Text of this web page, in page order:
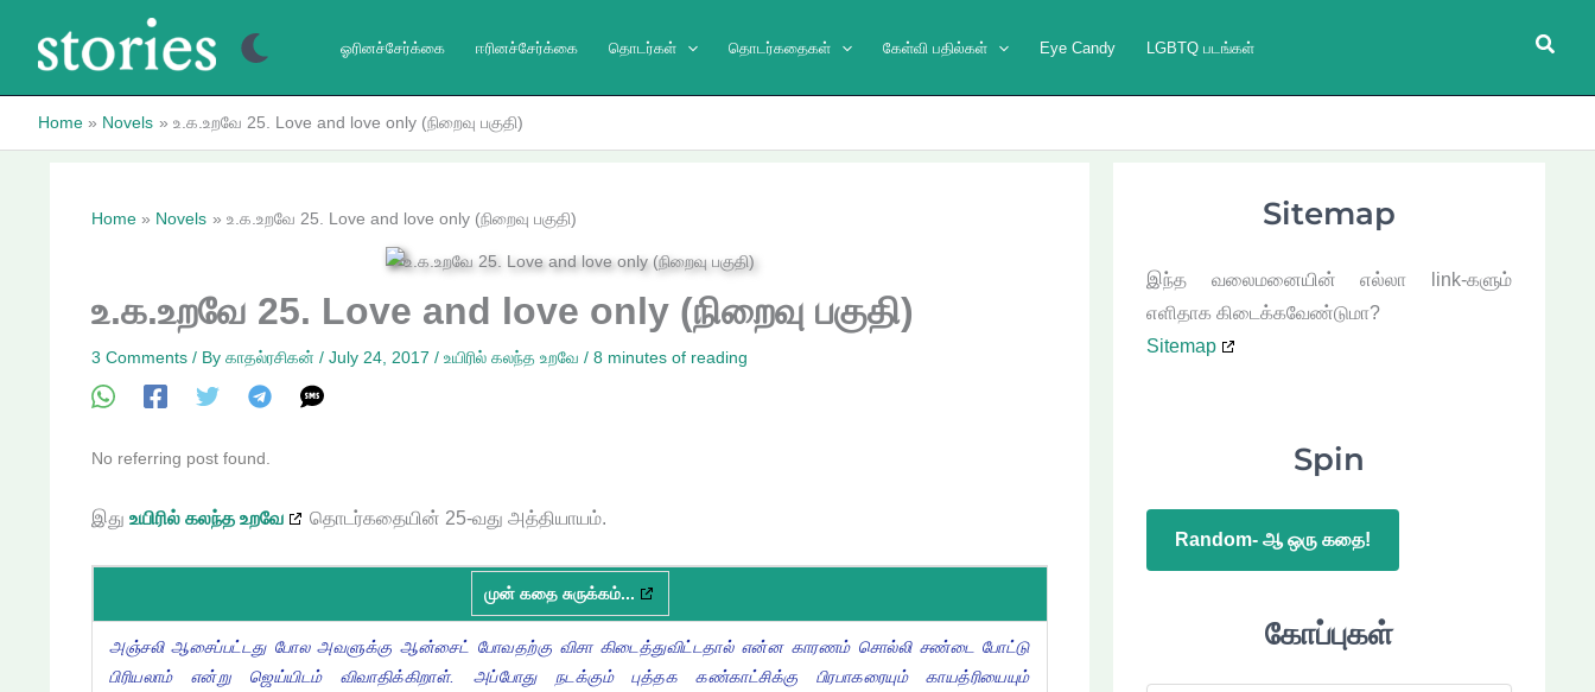
content
ஓரினச்சேர்க்கை ஈரினச்சேர்க்கை தொடர்கள் தொடர்கதைகள் கேள்வி பதில்கள் Eye Candy LGBTQ படங்கள்
Home Novels உ.க.உறவே 25. Love and love only (நிறைவு பகுதி)
Home Novels உ.க.உறவே 25. Love and love only (நிறைவு பகுதி)
உ.க.உறவே 25. Love and love only (நிறைவு பகுதி)
3 Comments / By காதல்ரசிகன் / July 24, 2017 / உயிரில் கலந்த உறவே / 8 minutes of reading
No referring post found.
இது உயிரில் கலந்த உறவே தொடர்கதையின் 25-வது அத்தியாயம்.
முன் கதை சுருக்கம்...
அஞ்சலி ஆசைப்பட்டது போல அவளுக்கு ஆன்சைட் போவதற்கு விசா கிடைத்துவிட்டதால் என்ன காரணம் சொல்லி சண்டை போட்டு
பிரியலாம் என்று ஜெய்யிடம் விவாதிக்கிறாள். அப்போது நடக்கும் புத்தக கண்காட்சிக்கு பிரபாகரையும் காயத்ரியையும்
Sitemap
இந்த வலைமனையின் எல்லா link-களும்
எளிதாக கிடைக்கவேண்டுமா?
Sitemap
Spin
Random- ஆ ஒரு கதை!
கோப்புகள்